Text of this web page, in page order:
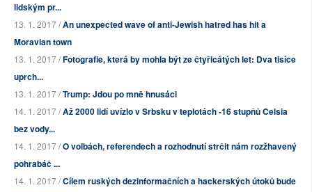
lidským pr...
13. 1. 2017 /An unexpected wave of anti-Jewish hatred has hit a
Moravian town
13. 1. 2017 /Fotografie, která by mohla být ze čtyřicátých let: Dva tisíce
uprch...
13. 1. 2017 /Trump: Jdou po mně hnusáci
14. 1. 2017 /Až 2000 lidí uvízlo v Srbsku v teplotách -16 stupňů Celsia
bez vody...
14. 1. 2017 /O volbách, referendech a rozhodnutí strčit nám rozžhavený
pohrabáč ...
14. 1. 2017 /Cílem ruských dezinformačních a hackerských útoků bude